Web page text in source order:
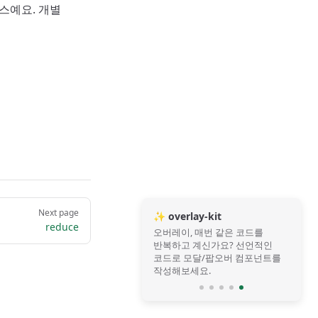
예요. 개별
Next page
reduce
✨ overlay-kit
오버레이, 매번 같은 코드를
반복하고 계신가요? 선언적인
코드로 모달/팝오버 컴포넌트를
작성해보세요.